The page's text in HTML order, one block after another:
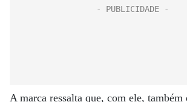
A marca ressalta que, com ele, também